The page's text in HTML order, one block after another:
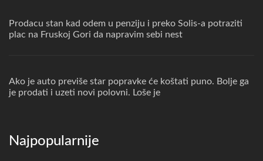
Prodacu stan kad odem u penziju i preko Solis-a potraziti
plac na Fruskoj Gori da napravim sebi nest
Ako je auto previše star popravke će koštati puno. Bolje ga
je prodati i uzeti novi polovni. Loše je
Najpopularnije